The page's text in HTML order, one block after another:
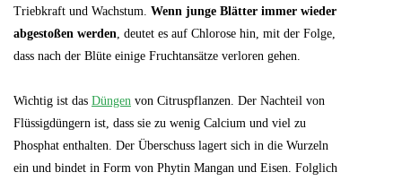
Triebkraft und Wachstum. Wenn junge Blätter immer wieder
abgestoßen werden, deutet es auf Chlorose hin, mit der Folge,
dass nach der Blüte einige Fruchtansätze verloren gehen.
Wichtig ist das Düngen von Citruspflanzen. Der Nachteil von
Flüssigdüngern ist, dass sie zu wenig Calcium und viel zu
Phosphat enthalten. Der Überschuss lagert sich in die Wurzeln
ein und bindet in Form von Phytin Mangan und Eisen. Folglich